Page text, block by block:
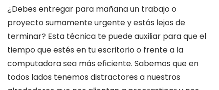
¿Debes entregar para mañana un trabajo o
proyecto sumamente urgente y estás lejos de
terminar? Esta técnica te puede auxiliar para que el
tiempo que estés en tu escritorio o frente a la
computadora sea más eficiente. Sabemos que en
todos lados tenemos distractores a nuestros